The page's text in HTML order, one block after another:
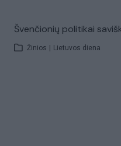
Švenčionių politikai
Žinios Lietuvos diena